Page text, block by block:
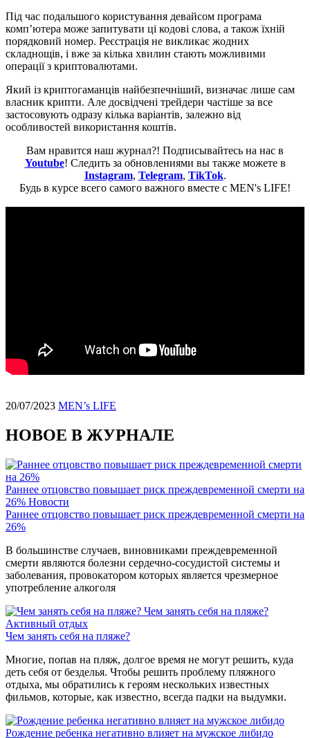
Під час подальшого користування девайсом програма
комп’ютера може запитувати ці кодові слова, а також їхній
порядковий номер. Реєстрація не викликає жодних
складнощів, і вже за кілька хвилин стають можливими
операції з криптовалютами.
Який із криптогаманців найбезпечніший, визначає лише сам
власник крипти. Але досвідчені трейдери частіше за все
застосовують одразу кілька варіантів, залежно від
особливостей використання коштів.
Вам нравится наш журнал?! Подписывайтесь на нас в
Youtube! Следить за обновлениями вы также можете в
Instagram, Telegram, TikTok.
Будь в курсе всего самого важного вместе с MEN's LIFE!
20/07/2023 MEN’s LIFE
НОВОЕ В ЖУРНАЛЕ
Раннее отцовство повышает риск преждевременной смерти на
26% Новости
Раннее отцовство повышает риск преждевременной смерти на
26%
В большинстве случаев, виновниками преждевременной
смерти являются болезни сердечно-сосудистой системы и
заболевания, провокатором которых является чрезмерное
употребление алкоголя
Чем занять себя на пляже?
Активный отдых
Чем занять себя на пляже?
Многие, попав на пляж, долгое время не могут решить, куда
деть себя от безделья. Чтобы решить проблему пляжного
отдыха, мы обратились к героям нескольких известных
фильмов, которые, как известно, всегда падки на выдумки.
Рождение ребенка негативно влияет на мужское либидо